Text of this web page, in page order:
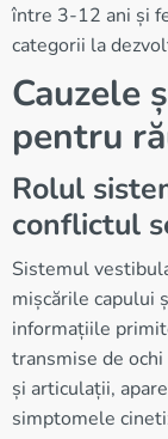
între 3-12 ani și
categorii la
Cauzele
pentru
Rolul
conflictul
Sistemul
mișcările capului
informațiile
transmise de
și articulații,
simptomele